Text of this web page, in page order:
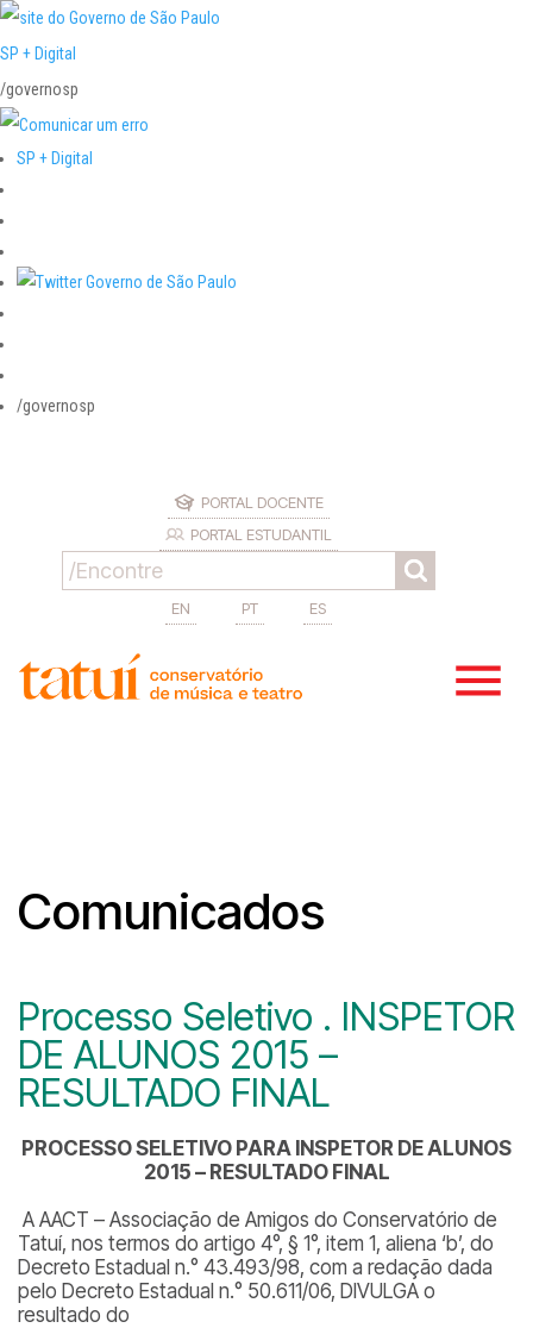
SP + Digital
/governosp
SP + Digital
/governosp
PORTAL DOCENTE
PORTAL ESTUDANTIL
EN PT ES
Comunicados
Processo Seletivo . INSPETOR
DE ALUNOS 2015 –
RESULTADO FINAL
PROCESSO SELETIVO PARA INSPETOR DE ALUNOS
2015 – RESULTADO FINAL
A AACT – Associação de Amigos do Conservatório de
Tatuí, nos termos do artigo 4°, § 1°, item 1, aliena ‘b’, do
Decreto Estadual n.° 43.493/98, com a redação dada
pelo Decreto Estadual n.° 50.611/06, DIVULGA o
resultado do